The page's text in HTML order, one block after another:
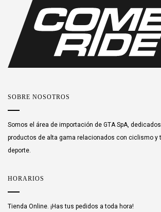
SOBRE NOSOTROS
Somos el área de importación de GTA SpA,
productos de alta gama relacionados con ciclismo y
deporte.
HORARIOS
Tienda Online. ¡Has tus pedidos a toda hora!